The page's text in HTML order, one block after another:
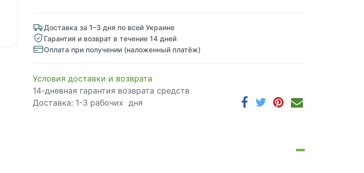
Доставка за 1–3 дня по всей Украине
Гарантия и возврат в течение 14 дней
Оплата при получении (наложенный платёж)
Условия доставки и возврата
14-дневная гарантия возврата средств
Доставка: 1-3 рабочих дня